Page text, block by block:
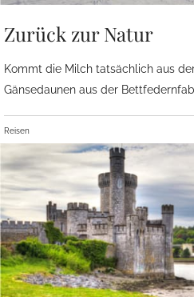
Zurück zur Natur
Kommt die Milch tatsächlich aus
Gänsedaunen aus der
Reisen